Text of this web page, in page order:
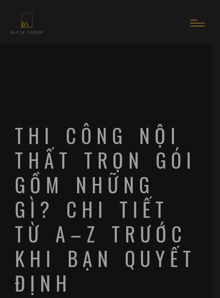
THI CÔNG NỘI
THẤT TRỌN GÓI
GỒM NHỮNG
GÌ? CHI TIẾT
TỪ A–Z TRƯỚC
KHI BẠN QUYẾT
ĐỊNH